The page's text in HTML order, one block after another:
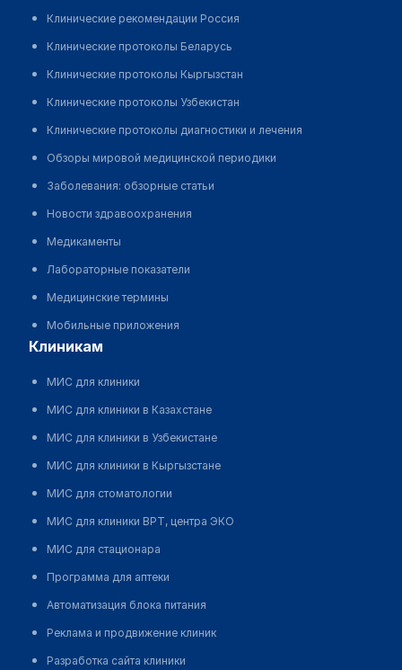
Клинические рекомендации Россия
Клинические протоколы Беларусь
Клинические протоколы Кыргызстан
Клинические протоколы Узбекистан
Клинические протоколы диагностики и лечения
Обзоры мировой медицинской периодики
Заболевания: обзорные статьи
Новости здравоохранения
Медикаменты
Лабораторные показатели
Медицинские термины
Мобильные приложения
клиникам
МИС для клиники
МИС для клиники в Казахстане
МИС для клиники в Узбекистане
МИС для клиники в Кыргызстане
МИС для стоматологии
МИС для клиники ВРТ, центра ЭКО
МИС для стационара
Программа для аптеки
Автоматизация блока питания
Реклама и продвижение клиник
Разработка сайта клиники